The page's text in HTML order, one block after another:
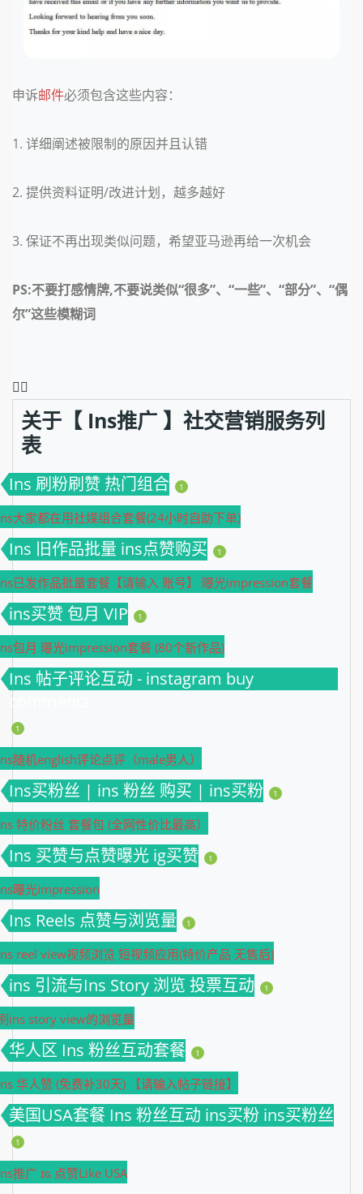
申诉邮件必须包含这些内容：
1. 详细阐述被限制的原因并且认错
2. 提供资料证明/改进计划，越多越好
3. 保证不再出现类似问题，希望亚马逊再给一次机会
PS:不要打感情牌,不要说类似“很多”、“一些”、“部分”、“偶
尔”这些模糊词
❤️‍🔥
关于【 Ins推广 】社交营销服务列
表
Ins 刷粉刷赞 热门组合 1
大家都在用社媒组合套餐(24小时自助下单)
Ins 旧作品批量 ins点赞购买 1
已发作品批量套餐【请输入 账号】 曝光impression套餐
ins买赞 包月 VIP 1
包月 曝光impression套餐 (80个新作品)
Ins 帖子评论互动 - instagram buy
comments
1
随机english评论点评（male男人）
Ins买粉丝 | ins 粉丝 购买 | ins买粉 1
特价粉丝 套餐包 (全网性价比最高）
Ins 买赞与点赞曝光 ig买赞 1
曝光impression
Ins Reels 点赞与浏览量 1
reel view视频浏览 短视频应用(特价产品 无售后)
ins 引流与Ins Story 浏览 投票互动 1
ins story view的浏览量
华人区 Ins 粉丝互动套餐 1
华人赞 (免费补30天) 【请输入帖子链接】
美国USA套餐 Ins 粉丝互动 ins买粉 ins买粉丝
1
推广 ɪɢ 点赞Like USA